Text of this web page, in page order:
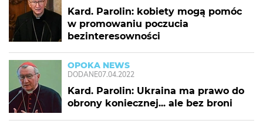
Kard. Parolin: kobiety mogą pomóc
w promowaniu poczucia
bezinteresowności
OPOKA NEWS
DODANE07.04.2022
Kard. Parolin: Ukraina ma prawo do
obrony koniecznej... ale bez broni